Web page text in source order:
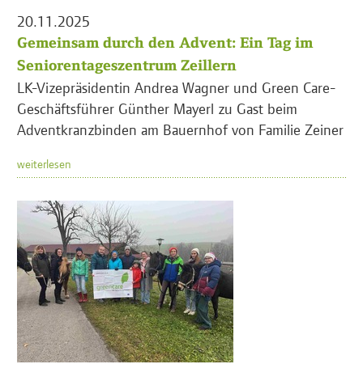
20.11.2025
Gemeinsam durch den Advent: Ein Tag im
Seniorentageszentrum Zeillern
LK-Vizepräsidentin Andrea Wagner und Green Care-
Geschäftsführer Günther Mayerl zu Gast beim
Adventkranzbinden am Bauernhof von Familie Zeiner
weiterlesen